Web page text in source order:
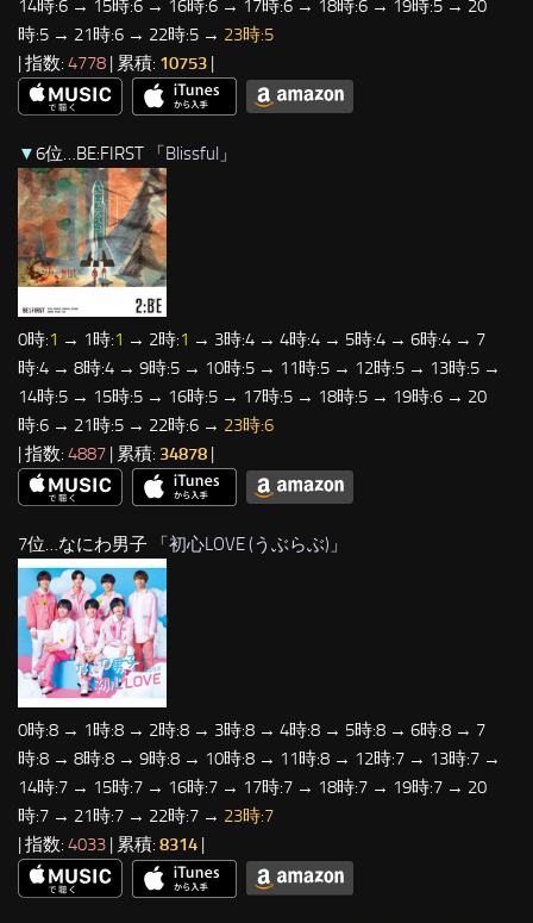
14時:6 → 15時:6 → 16時:6 → 17時:6 → 18時:6 → 19時:5 → 20
時:5 → 21時:6 → 22時:5 → 23時:5
| 指数: 4778 | 累積: 10753 |
▼6位…BE:FIRST 「Blissful 」
0時:1 → 1時:1 → 2時:1 → 3時:4 → 4時:4 → 5時:4 → 6時:4 → 7
時:4 → 8時:4 → 9時:5 → 10時:5 → 11時:5 → 12時:5 → 13時:5 →
14時:5 → 15時:5 → 16時:5 → 17時:5 → 18時:5 → 19時:6 → 20
時:6 → 21時:5 → 22時:6 → 23時:6
| 指数: 4887 | 累積: 34878 |
7位…なにわ男子 「 初心LOVE (うぶらぶ) 」
0時:8 → 1時:8 → 2時:8 → 3時:8 → 4時:8 → 5時:8 → 6時:8 → 7
時:8 → 8時:8 → 9時:8 → 10時:8 → 11時:8 → 12時:7 → 13時:7 →
14時:7 → 15時:7 → 16時:7 → 17時:7 → 18時:7 → 19時:7 → 20
時:7 → 21時:7 → 22時:7 → 23時:7
| 指数: 4033 | 累積: 8314